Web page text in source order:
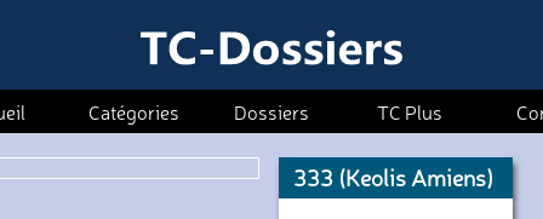
Catégories Dossiers TC Plus
333 (Keolis Amiens)